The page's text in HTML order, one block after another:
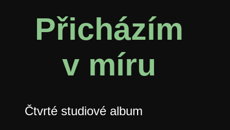
Přicházím
v míru
Čtvrté studiové album